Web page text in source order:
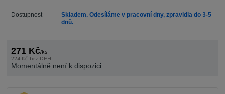
Dostupnost
Skladem. Odesíláme v pracovní dny, zpravidla do 3-5
dnů.
271 Kč/ks
224 Kč bez DPH
Momentálně není k dispozici